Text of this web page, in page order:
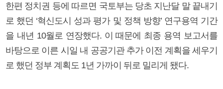
한편 정치권 등에 따르면 국토부는 당초 지난달 말 끝내기
로 했던 ‘혁신도시 성과 평가 및 정책 방향’ 연구용역 기간
을 내년 10월로 연장했다. 이 때문에 최종 용역 보고서를
바탕으로 이른 시일 내 공공기관 추가 이전 계획을 세우기
로 했던 정부 계획도 1년 가까이 뒤로 밀리게 됐다.